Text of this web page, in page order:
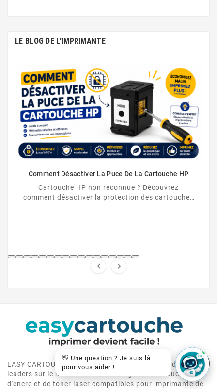
LE BLOG DE L'IMPRIMANTE
Comment Désactiver La Puce De La Cartouche HP
Cartouche HP non reconnue ? Découvrez
comment désactiver la protection des cartouches
 
EASY CARTOUCHE est depuis plus de 10 ans un des
leaders sur le marché de vente en ligne de cartouche
d'encre et de toner laser compatibles pour imprimante de
👋 Une question ? Je suis là
pour vous aider !